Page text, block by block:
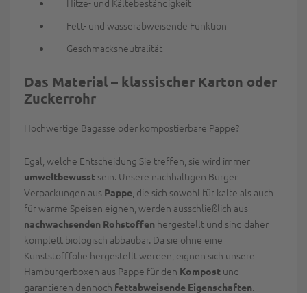
Fett- und wasserabweisende Funktion
Geschmacksneutralität
Das Material – klassischer Karton oder
Zuckerrohr
Hochwertige Bagasse oder kompostierbare Pappe?
Egal, welche Entscheidung Sie treffen, sie wird immer
umweltbewusst sein. Unsere nachhaltigen Burger
Verpackungen aus Pappe , die sich sowohl für kalte als auch
für warme Speisen eignen, werden ausschließlich aus
nachwachsenden Rohstoffen hergestellt und sind daher
komplett biologisch abbaubar. Da sie ohne eine
Kunststofffolie hergestellt werden, eignen sich unsere
Hamburgerboxen aus Pappe für den Kompost und
garantieren dennoch fettabweisende Eigenschaften.